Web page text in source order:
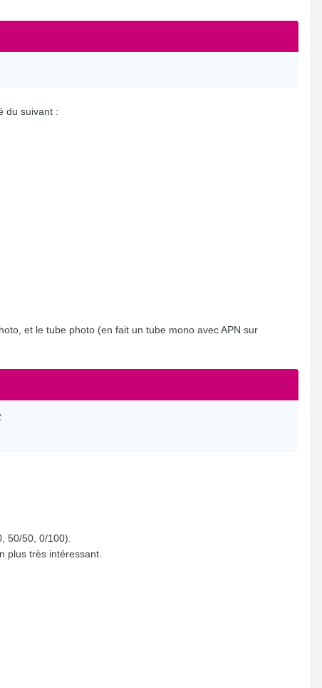
du suivant :
et le tube photo (en fait un tube mono avec APN sur
50/50, 0/100).
plus très intéressant.